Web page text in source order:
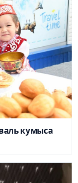
кумыса